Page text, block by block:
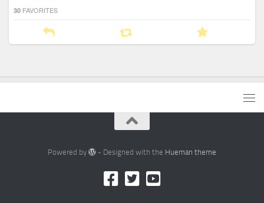
30 FAVORITES
Powered by - Designed with the Hueman theme